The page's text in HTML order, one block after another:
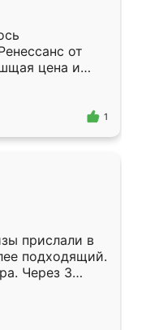
от
цена и
Приехавший
самый
1
прислали в
подходящий.
Через 3
Остались